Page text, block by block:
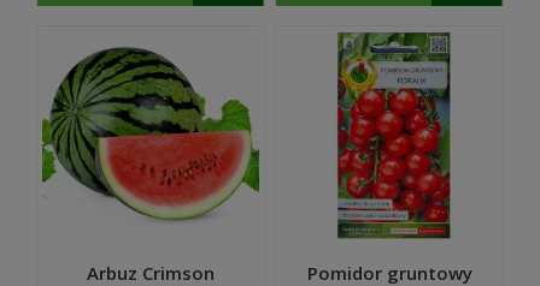
Arbuz Crimson
Pomidor gruntowy